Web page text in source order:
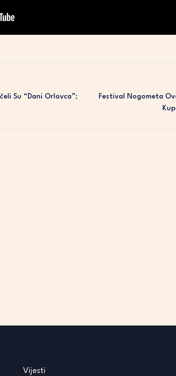
Su “Dani Orlovca”;
Festival Nogometa
Vijesti